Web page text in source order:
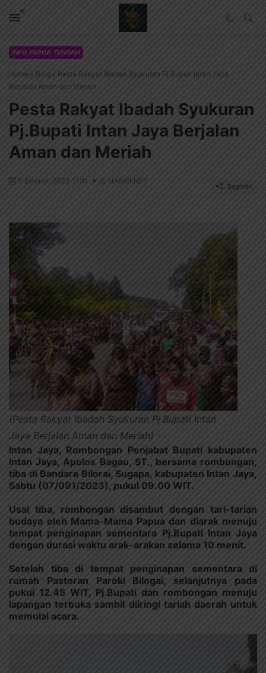
INFO PAPUA TENGAH
Home » Blog » Pesta Rakyat Ibadah Syukuran Pj.Bupati Intan Jaya
Berjalan Aman dan Meriah
Pesta Rakyat Ibadah Syukuran
Pj.Bupati Intan Jaya Berjalan
Aman dan Meriah
7 Januari, 2023 21:11 NABIRENET
Bagikan
(Pesta Rakyat Ibadah Syukuran Pj.Bupati Intan
Jaya Berjalan Aman dan Meriah)
Intan Jaya, Rombongan Penjabat Bupati kabupaten
Intan Jaya, Apolos Bagau, ST., bersama rombongan,
tiba di Bandara Bilorai, Sugapa, kabupaten Intan Jaya,
Sabtu (07/091/2023), pukul 09.00 WIT.
Usai tiba, rombongan disambut dengan tari-tarian
budaya oleh Mama-Mama Papua dan diarak menuju
tempat penginapan sementara Pj.Bupati Intan Jaya
dengan durasi waktu arak-arakan selama 10 menit.
Setelah tiba di tempat penginapan sementara di
rumah Pastoran Paroki Bilogai, selanjutnya pada
pukul 12.45 WIT, Pj.Bupati dan rombongan menuju
lapangan terbuka sambil diiringi tariah daerah untuk
memulai acara.